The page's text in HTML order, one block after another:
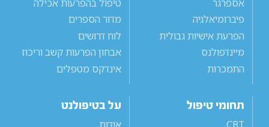
אספרגר
פיברומיאלגיה
הפרעת אישיות גבולית
מיינדפולנס
התמכרות
טיפול בהפרעות אכילה
מדור הספרים
לוח דרושים
אבחון הפרעות קשב וריכוז
אינדקס מטפלים
תחומי טיפול
על בטיפולנט